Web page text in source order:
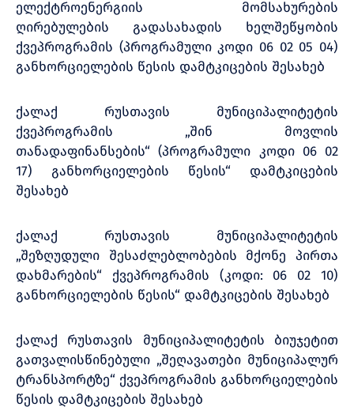
ელექტროენერგიის მომსახურების
ღირებულების გადასახადის ხელშეწყობის
ქვეპროგრამის (პროგრამული კოდი 06 02 05 04)
განხორციელების წესის დამტკიცების შესახებ
ქალაქ რუსთავის მუნიციპალიტეტის
ქვეპროგრამის „შინ მოვლის
თანადაფინანსების“ (პროგრამული კოდი 06 02
17) განხორციელების წესის“ დამტკიცების
შესახებ
ქალაქ რუსთავის მუნიციპალიტეტის
„შეზღუდული შესაძლებლობების მქონე პირთა
დახმარების“ ქვეპროგრამის (კოდი: 06 02 10)
განხორციელების წესის“ დამტკიცების შესახებ
ქალაქ რუსთავის მუნიციპალიტეტის ბიუჯეტით
გათვალისწინებული „შეღავათები მუნიციპალურ
ტრანსპორტზე“ ქვეპროგრამის განხორციელების
წესის დამტკიცების შესახებ